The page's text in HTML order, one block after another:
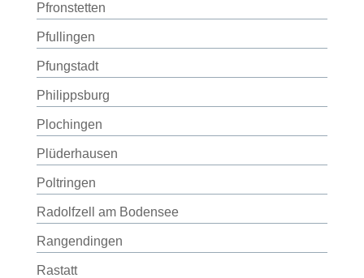
Pfronstetten
Pfullingen
Pfungstadt
Philippsburg
Plochingen
Plüderhausen
Poltringen
Radolfzell am Bodensee
Rangendingen
Rastatt